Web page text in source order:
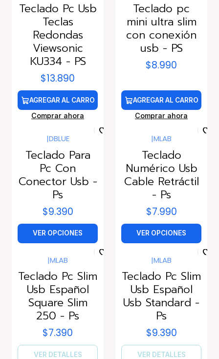
Teclado Pc Usb
Teclas
Redondas
Viewsonic
KU334 - PS
$13.890
AGREGAR AL CARRO
Comprar ahora
Teclado pc
mini ultra slim
con conexión
usb - PS
$8.990
AGREGAR AL CARRO
Comprar ahora
|DBLUE
Teclado Para
Pc Con
Conector Usb -
Ps
$9.390
VER OPCIONES
|MLAB
Teclado
Numérico Usb
Cable Retráctil
- Ps
$7.990
VER OPCIONES
|MLAB
Teclado Pc Slim
Usb Español
Square Slim
250 - Ps
$7.390
VER DETALLES
|MLAB
Teclado Pc Slim
Usb Español
Usb Standard -
Ps
$9.390
VER DETALLES